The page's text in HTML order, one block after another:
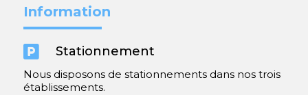
Information
 Stationnement
Nous disposons de stationnements dans nos trois
établissements.